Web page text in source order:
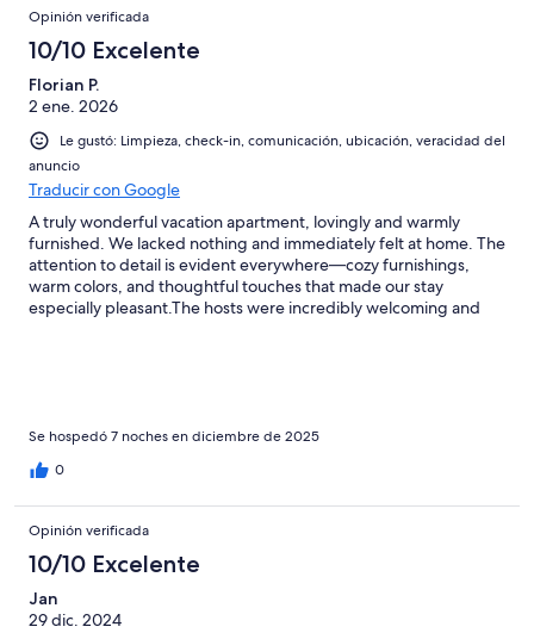
Opinión verificada
10/10 Excelente
Florian P.
2 ene. 2026
Le gustó: Limpieza, check-in, comunicación, ubicación, veracidad del
anuncio
Traducir con Google
A truly wonderful vacation apartment, lovingly and warmly
furnished. We lacked nothing and immediately felt at home. The
attention to detail is evident everywhere—cozy furnishings,
warm colors, and thoughtful touches that made our stay
especially pleasant.The hosts were incredibly welcoming and
Se hospedó 7 noches en diciembre de 2025
0
Opinión verificada
10/10 Excelente
Jan
29 dic. 2024